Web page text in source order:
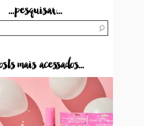
...pesquisar...
mais acessados...